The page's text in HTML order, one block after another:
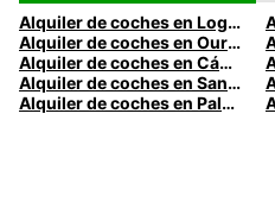
Alquiler de coches en Logroño
Alquiler de coches en Ourense
Alquiler de coches en Cádiz
Alquiler de coches en Santander
Alquiler de coches en Palma